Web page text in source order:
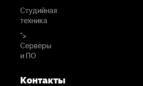
Студийная
техника
">
Серверы
и ПО
Контакты